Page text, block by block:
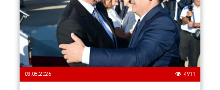
03.08.2026 4911